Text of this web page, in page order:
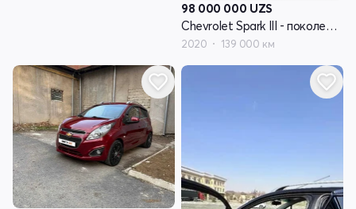
98 000 000 UZS
Chevrolet Spark III - поколение
2020 139 000 км